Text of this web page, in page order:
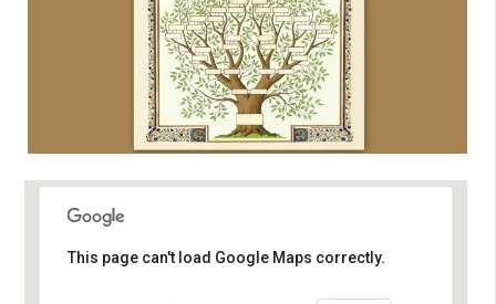
This page can't load Google Maps correctly.